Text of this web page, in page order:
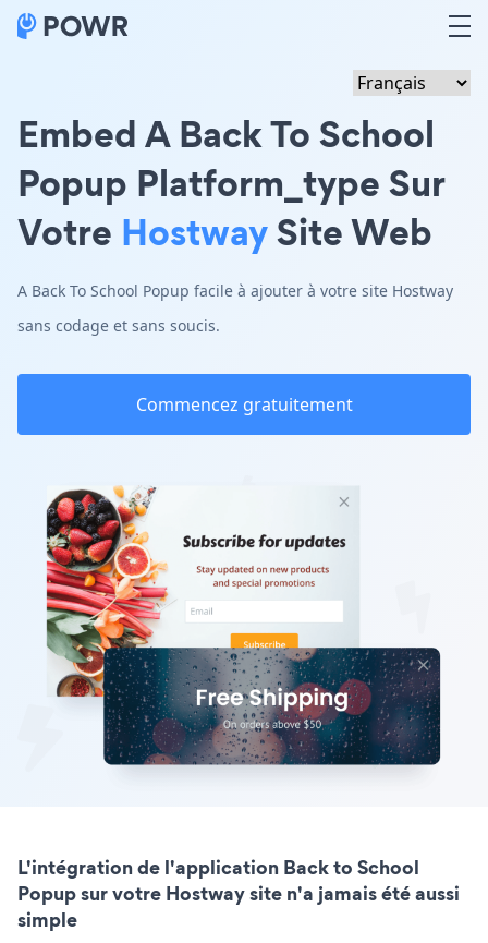
Embed A Back To School
Popup Platform_type Sur
Votre HostwaySite Web
A Back To School Popup facile à ajouter à votre site Hostway
sans codage et sans soucis.
Commencez gratuitement
L'intégration de l'application Back to School
Popup sur votre Hostway site n'a jamais été aussi
simple